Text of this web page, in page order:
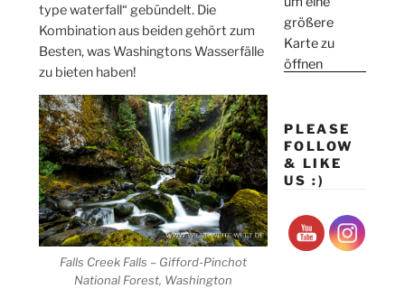
type waterfall“ gebündelt. Die
Kombination aus beiden gehört zum
Besten, was Washingtons Wasserfälle
zu bieten haben!
Falls Creek Falls – Gifford-Pinchot
National Forest, Washington
PLEASE
FOLLOW
& LIKE
US :)